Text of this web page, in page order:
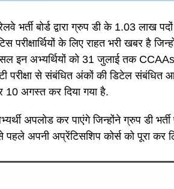
भर्ती बोर्ड द्वारा ग्रुप डी के 1.03 लाख पदों
के लिए राहत भरी खबर है
इन अभ्यर्थियों को 31 जुलाई तक
परीक्षा से संबंधित अंकों की डिटेल संबंधित
अगस्त कर दिया गया है.
अपलोड कर पाएंगे जिन्होंने ग्रुप डी भर्ती
अपनी अप्रेंटिसशिप कोर्स को पूरा कर